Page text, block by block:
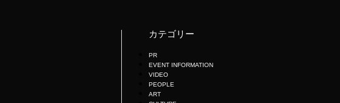
カテゴリー
PR
EVENT INFORMATION
VIDEO
PEOPLE
ART